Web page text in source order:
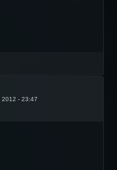
2012 - 23:47